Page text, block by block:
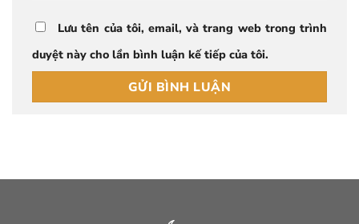
Lưu tên của tôi, email, và trang web trong trình
duyệt này cho lần bình luận kế tiếp của tôi.